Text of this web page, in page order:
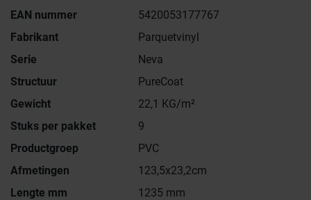
EAN nummer
5420053177767
Fabrikant
Parquetvinyl
Serie
Neva
Structuur
PureCoat
Gewicht
22,1 KG/m²
Stuks per pakket
9
Productgroep
PVC
Afmetingen
123,5x23,2cm
Lengte mm
1235 mm